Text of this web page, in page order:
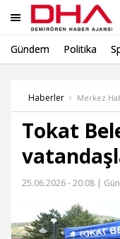
Gündem Politika
Haberler Merkez
Tokat
25.06.2026 - 20:08 |